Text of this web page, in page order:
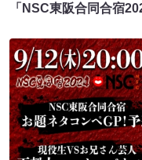
「NSC東阪合同合宿